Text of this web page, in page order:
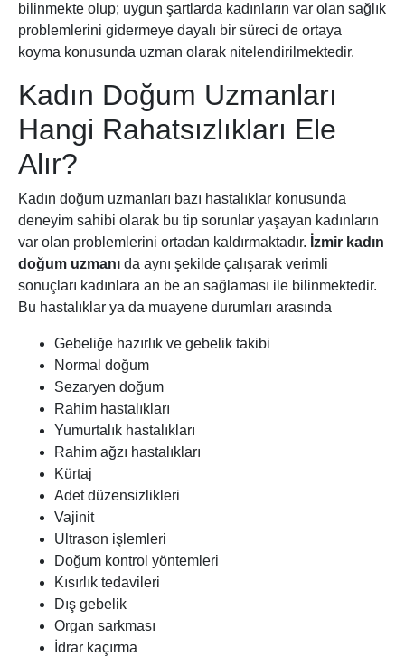
bilinmekte olup; uygun şartlarda kadınların var olan sağlık
problemlerini gidermeye dayalı bir süreci de ortaya
koyma konusunda uzman olarak nitelendirilmektedir.
Kadın Doğum Uzmanları
Hangi Rahatsızlıkları Ele
Alır?
Kadın doğum uzmanları bazı hastalıklar konusunda
deneyim sahibi olarak bu tip sorunlar yaşayan kadınların
var olan problemlerini ortadan kaldırmaktadır. İzmir kadın
doğum uzmanı da aynı şekilde çalışarak verimli
sonuçları kadınlara an be an sağlaması ile bilinmektedir.
Bu hastalıklar ya da muayene durumları arasında
Gebeliğe hazırlık ve gebelik takibi
Normal doğum
Sezaryen doğum
Rahim hastalıkları
Yumurtalık hastalıkları
Rahim ağzı hastalıkları
Kürtaj
Adet düzensizlikleri
Vajinit
Ultrason işlemleri
Doğum kontrol yöntemleri
Kısırlık tedavileri
Dış gebelik
Organ sarkması
İdrar kaçırma